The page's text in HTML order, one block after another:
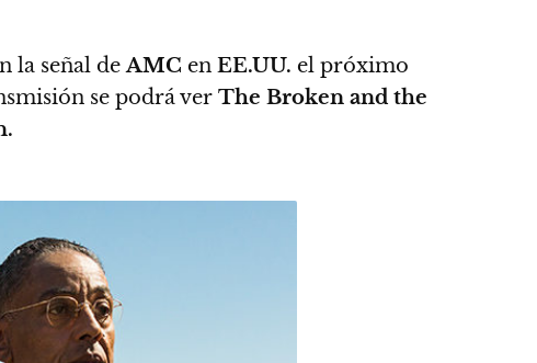
la señal deAMC en EE.UU. el próximo
se podrá ver The Broken and the